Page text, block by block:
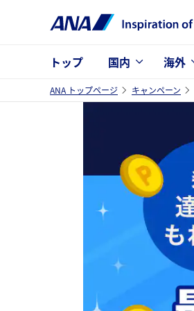
トップ 国内 海外
ANA トップページ キャンペーン